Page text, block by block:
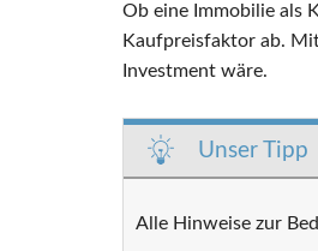
Ob eine Immobilie als
Kaufpreisfaktor ab.
Investment wäre.
Unser Tipp
Alle Hinweise zur